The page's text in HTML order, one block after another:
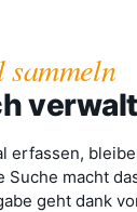
erfassen,
Suche macht
geht dank